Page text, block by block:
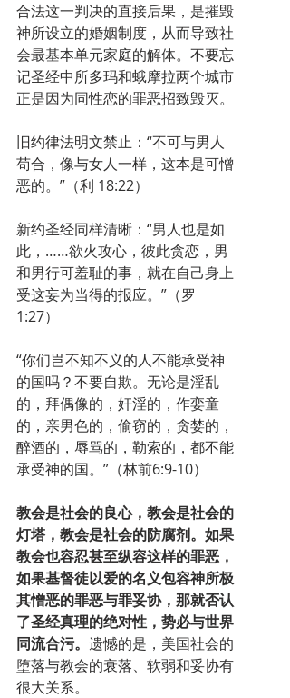
合法这一判决的直接后果，是摧毁
神所设立的婚姻制度，从而导致社
会最基本单元家庭的解体。不要忘
记圣经中所多玛和蛾摩拉两个城市
正是因为同性恋的罪恶招致毁灭。
旧约律法明文禁止：“不可与男人
苟合，像与女人一样，这本是可憎
恶的。”（利 18:22）
新约圣经同样清晰：“男人也是如
此，……欲火攻心，彼此贪恋，男
和男行可羞耻的事，就在自己身上
受这妄为当得的报应。”（罗
1:27）
“你们岂不知不义的人不能承受神
的国吗？不要自欺。无论是淫乱
的，拜偶像的，奸淫的，作娈童
的，亲男色的，偷窃的，贪婪的，
醉酒的，辱骂的，勒索的，都不能
承受神的国。”（林前6:9-10）
教会是社会的良心，教会是社会的
灯塔，教会是社会的防腐剂。如果
教会也容忍甚至纵容这样的罪恶，
如果基督徒以爱的名义包容神所极
其憎恶的罪恶与罪妥协，那就否认
了圣经真理的绝对性，势必与世界
同流合污。 遗憾的是，美国社会的
堕落与教会的衰落、软弱和妥协有
很大关系。